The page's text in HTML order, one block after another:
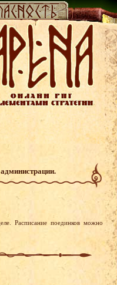
Расписание поединков можно